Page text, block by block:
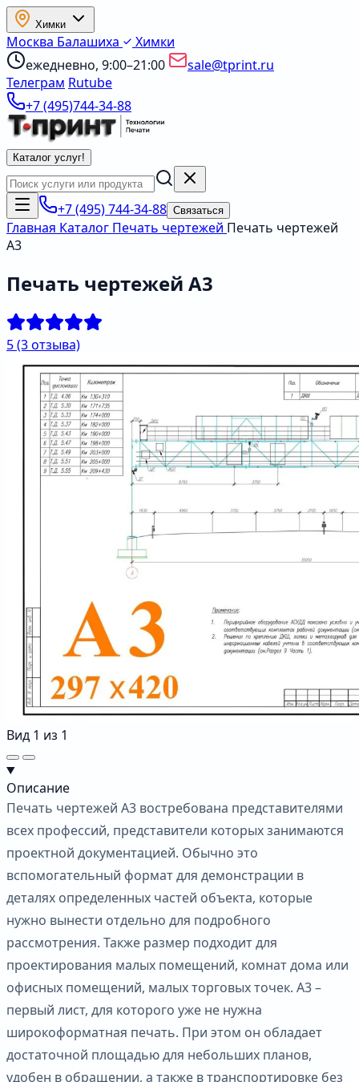
Химки
Москва Балашиха
Химки
ежедневно, 9:00–21:00
sale@tprint.ru
Телеграм Rutube
+7 (495)744-34-88
Каталог услуг!
+7 (495) 744-34-88 Связаться
Главная Каталог Печать чертежей Печать чертежей
А3
Печать чертежей А3
5(3 отзыва)
Вид 1 из 1
Описание
Печать чертежей А3 востребована представителями
всех профессий, представители которых занимаются
проектной документацией. Обычно это
вспомогательный формат для демонстрации в
деталях определенных частей объекта, которые
нужно вынести отдельно для подробного
рассмотрения. Также размер подходит для
проектирования малых помещений, комнат дома или
офисных помещений, малых торговых точек. А3 –
первый лист, для которого уже не нужна
широкоформатная печать. При этом он обладает
достаточной площадью для небольших планов,
удобен в обращении, а также в транспортировке без